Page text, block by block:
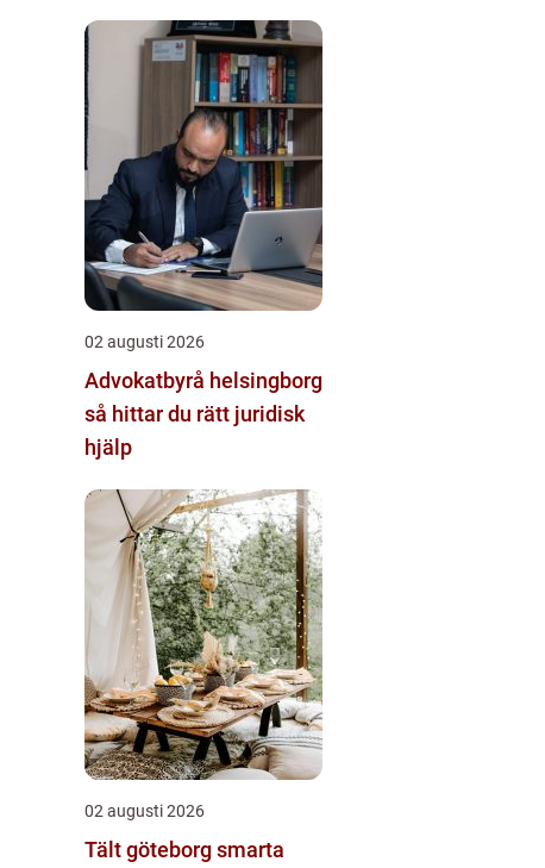
02 augusti 2026
Advokatbyrå helsingborg
så hittar du rätt juridisk
hjälp
02 augusti 2026
Tält göteborg smarta